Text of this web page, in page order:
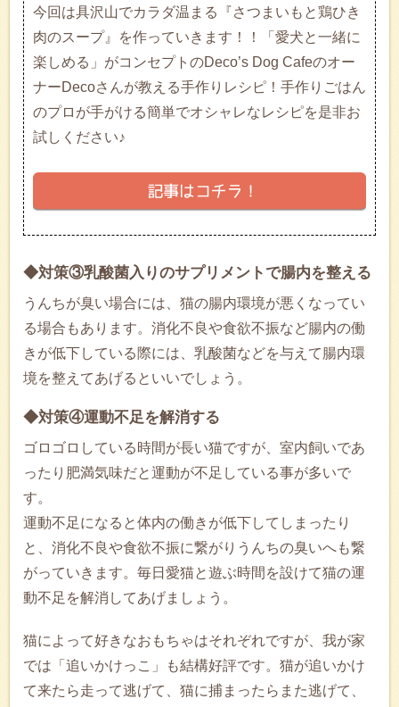
今回は具沢山でカラダ温まる『さつまいもと鶏ひき
肉のスープ』を作っていきます！！「愛犬と一緒に
楽しめる」がコンセプトのDeco’s Dog Cafeのオー
ナーDecoさんが教える手作りレシピ！手作りごはん
のプロが手がける簡単でオシャレなレシピを是非お
試しください♪
◆対策③乳酸菌入りのサプリメントで腸内を整える
うんちが臭い場合には、猫の腸内環境が悪くなってい
る場合もあります。消化不良や食欲不振など腸内の働
きが低下している際には、乳酸菌などを与えて腸内環
境を整えてあげるといいでしょう。
◆対策④運動不足を解消する
ゴロゴロしている時間が長い猫ですが、室内飼いであ
ったり肥満気味だと運動が不足している事が多いで
す。
運動不足になると体内の働きが低下してしまったり
と、消化不良や食欲不振に繋がりうんちの臭いへも繋
がっていきます。毎日愛猫と遊ぶ時間を設けて猫の運
動不足を解消してあげましょう。
猫によって好きなおもちゃはそれぞれですが、我が家
では「追いかけっこ」も結構好評です。猫が追いかけ
て来たら走って逃げて、猫に捕まったらまた逃げて、